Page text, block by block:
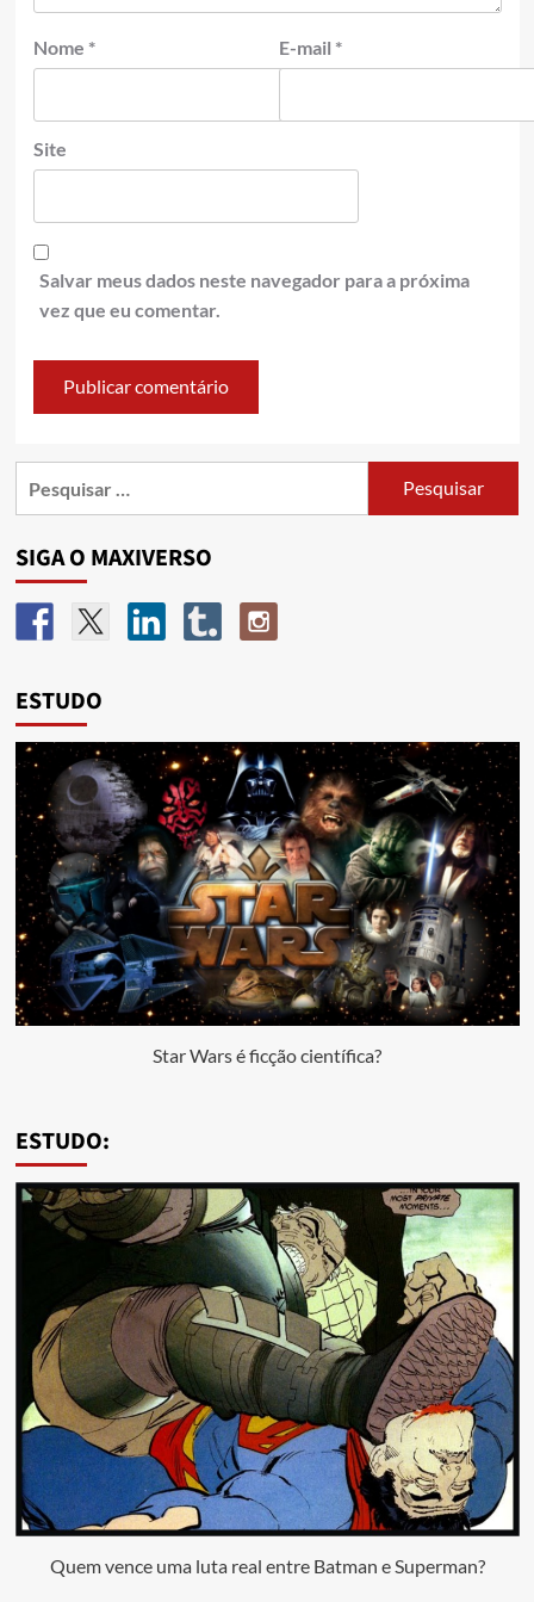
Nome * E-mail *
Site
Salvar meus dados neste navegador para a próxima
vez que eu comentar.
SIGA O MAXIVERSO
ESTUDO
Star Wars é ficção científica?
ESTUDO:
Quem vence uma luta real entre Batman e Superman?